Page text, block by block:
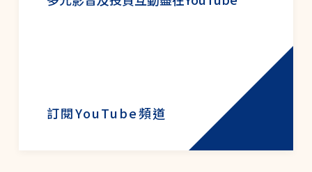
訂閱YouTube頻道